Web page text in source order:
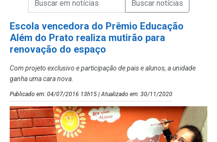
Escola vencedora do Prêmio Educação
Além do Prato realiza mutirão para
renovação do espaço
Com projeto exclusivo e participação de pais e alunos, a unidade
ganha uma cara nova.
Publicado em: 04/07/2016 13h15 | Atualizado em: 30/11/2020